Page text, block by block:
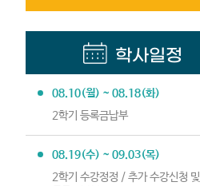
학사일정
08.10(월) ~ 08.18(화)
2학기 등록금납부
08.19(수) ~ 09.03(목)
2학기 수강정정 / 추가 수강신청 및